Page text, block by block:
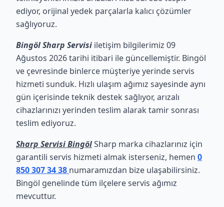
ediyor, orijinal yedek parçalarla kalıcı çözümler
sağlıyoruz.
Bingöl Sharp Servisi iletişim bilgilerimiz 09
Ağustos 2026 tarihi itibari ile güncellemiştir. Bingöl
ve çevresinde binlerce müşteriye yerinde servis
hizmeti sunduk. Hızlı ulaşım ağımız sayesinde aynı
gün içerisinde teknik destek sağlıyor, arızalı
cihazlarınızı yerinden teslim alarak tamir sonrası
teslim ediyoruz.
Sharp Servisi BingölSharp marka cihazlarınız için
garantili servis hizmeti almak isterseniz, hemen 0
850 307 34 38 numaramızdan bize ulaşabilirsiniz.
Bingöl genelinde tüm ilçelere servis ağımız
mevcuttur.